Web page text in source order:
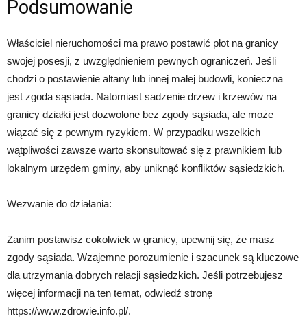
Podsumowanie
Właściciel nieruchomości ma prawo postawić płot na granicy
swojej posesji, z uwzględnieniem pewnych ograniczeń. Jeśli
chodzi o postawienie altany lub innej małej budowli, konieczna
jest zgoda sąsiada. Natomiast sadzenie drzew i krzewów na
granicy działki jest dozwolone bez zgody sąsiada, ale może
wiązać się z pewnym ryzykiem. W przypadku wszelkich
wątpliwości zawsze warto skonsultować się z prawnikiem lub
lokalnym urzędem gminy, aby uniknąć konfliktów sąsiedzkich.
Wezwanie do działania:
Zanim postawisz cokolwiek w granicy, upewnij się, że masz
zgody sąsiada. Wzajemne porozumienie i szacunek są kluczowe
dla utrzymania dobrych relacji sąsiedzkich. Jeśli potrzebujesz
więcej informacji na ten temat, odwiedź stronę
https://www.zdrowie.info.pl/.